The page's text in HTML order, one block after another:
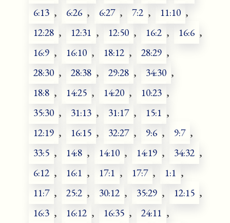
6:13 , 6:26 , 6:27 , 7:2 , 11:10 ,
12:28 , 12:31 , 12:50 , 16:2 , 16:6 ,
16:9 , 16:10 , 18:12 , 28:29 ,
28:30 , 28:38 , 29:28 , 34:30 ,
18:8 , 14:25 , 14:20 , 10:23 ,
35:30 , 31:13 , 31:17 , 15:1 ,
12:19 , 16:15 , 32:27 , 9:6 , 9:7 ,
33:5 , 14:8 , 14:10 , 14:19 , 34:32 ,
6:12 , 16:1 , 17:1 , 17:7 , 1:1 ,
11:7 , 25:2 , 30:12 , 35:29 , 12:15 ,
16:3 , 16:12 , 16:35 , 24:11 ,